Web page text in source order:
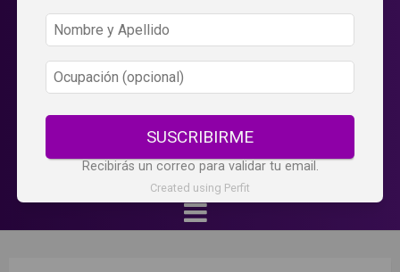
SUSCRIBIRME
Recibirás un correo para validar tu email.
Created using Perfit